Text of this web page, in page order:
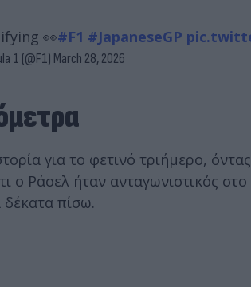
👀#F1 #JapaneseGP
1 (@F1) March 28, 2026
για το φετινό τριήμερο,
ο Ράσελ ήταν ανταγωνιστικός
δέκατα πίσω.